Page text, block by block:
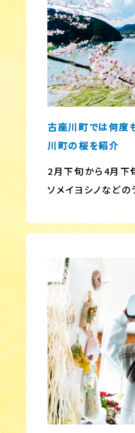
古座川町では何度
川町の桜を紹介
2月下旬から4月下
ソメイヨシノなどの